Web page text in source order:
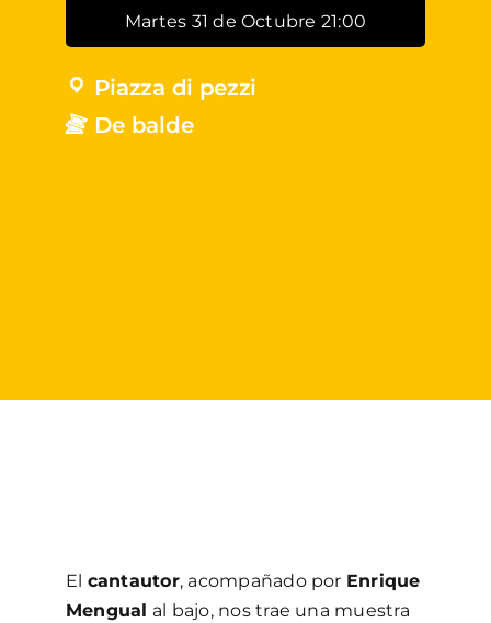
Martes 31 de Octubre 21:00
Piazza di pezzi
De balde
El cantautor, acompañado por Enrique
Mengual al bajo, nos trae una muestra